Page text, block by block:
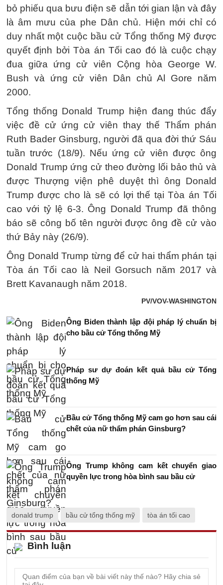
bỏ phiếu qua bưu điện sẽ dẫn tới gian lận và đây
là âm mưu của phe Dân chủ. Hiện mới chỉ có
duy nhất một cuộc bầu cử Tổng thống Mỹ được
quyết định bởi Tòa án Tối cao đó là cuộc chạy
đua giữa ứng cử viên Cộng hòa George W.
Bush và ứng cử viên Dân chủ Al Gore năm
2000.
Tổng thống Donald Trump hiện đang thúc đẩy
việc đề cử ứng cử viên thay thế Thẩm phán
Ruth Bader Ginsburg, người đã qua đời thứ Sáu
tuần trước (18/9). Nếu ứng cử viên được ông
Donald Trump ứng cử theo đường lối bảo thủ và
được Thượng viện phê duyệt thì ông Donald
Trump được cho là sẽ có lợi thế tại Tòa án Tối
cao với tỷ lệ 6-3. Ông Donald Trump đã thông
báo sẽ công bố tên người được ông đề cử vào
thứ Bảy này (26/9).
Ông Donald Trump từng để cử hai thẩm phán tại
Tòa án Tối cao là Neil Gorsuch năm 2017 và
Brett Kavanaugh năm 2018.
PV/VOV-WASHINGTON
Ông Biden thành lập đội pháp lý chuẩn bị
cho bầu cử Tổng thống Mỹ
Pháp sư dự đoán kết quả bầu cử Tổng
thống Mỹ
Bầu cử Tổng thống Mỹ cam go hơn sau cái
chết của nữ thẩm phán Ginsburg?
Ông Trump không cam kết chuyển giao
quyền lực trong hòa bình sau bầu cử
donald trump bầu cử tổng thống mỹ tòa án tối cao
Bình luận